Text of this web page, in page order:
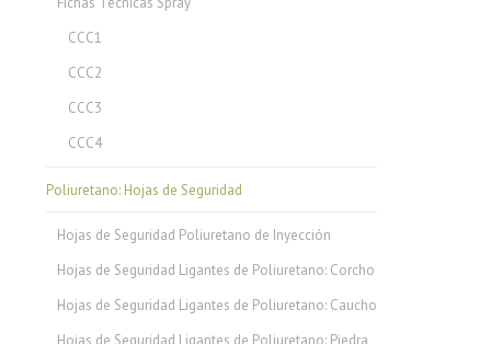
CCC1
CCC2
CCC3
CCC4
Poliuretano: Hojas de Seguridad
Hojas de Seguridad Poliuretano de Inyección
Hojas de Seguridad Ligantes de Poliuretano: Corcho
Hojas de Seguridad Ligantes de Poliuretano: Caucho
Hojas de Seguridad Ligantes de Poliuretano: Piedra